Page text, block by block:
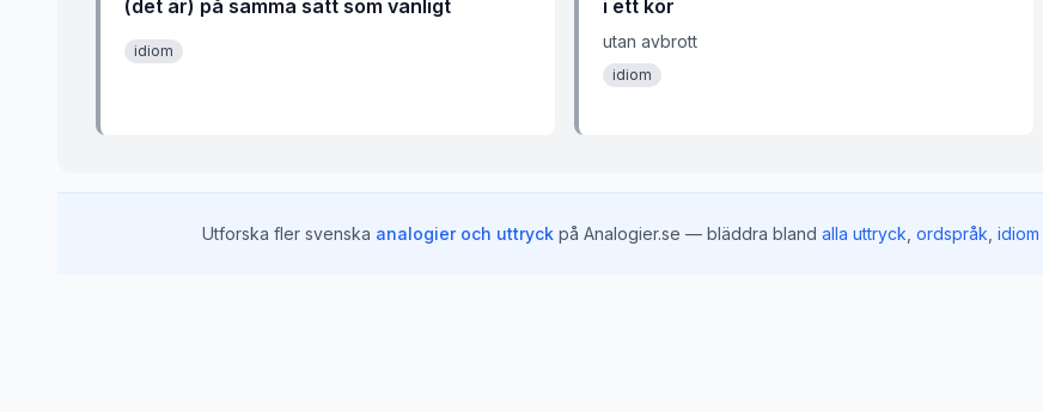
(det är) på samma sätt som vanligt
idiom
i ett kör
utan avbrott
idiom
Utforska fler svenska analogier och uttryck på Analogier.se — bläddra bland alla uttryck ordspråk idiom